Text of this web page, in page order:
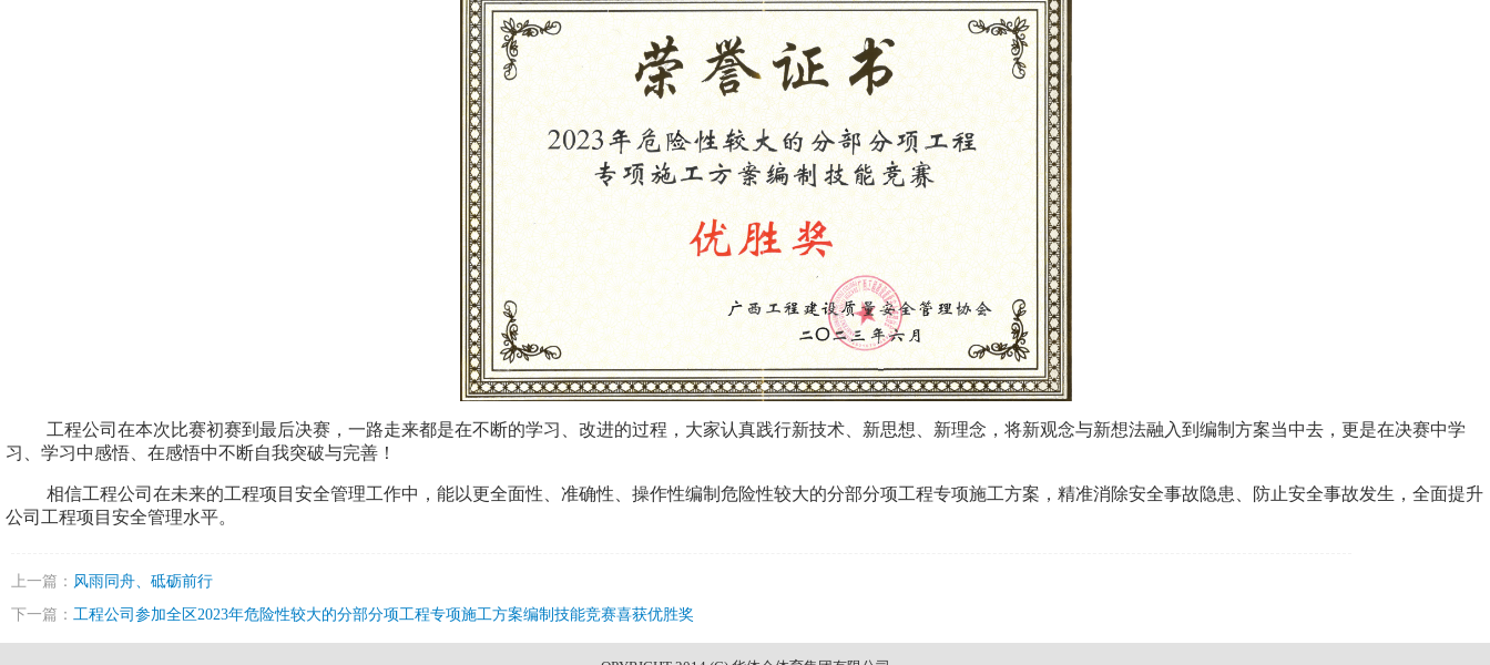
工程公司在本次比赛初赛到最后决赛，一路走来都是在不断的学习、改进的过程，大家认真践行新技术、新思想、新理念，将新观念与新想法融入到编制方案当中去，更是在决赛中学
习、学习中感悟、在感悟中不断自我突破与完善！
相信工程公司在未来的工程项目安全管理工作中，能以更全面性、准确性、操作性编制危险性较大的分部分项工程专项施工方案，精准消除安全事故隐患、防止安全事故发生，全面提升
公司工程项目安全管理水平。
上一篇： 风雨同舟、砥砺前行
下一篇： 工程公司参加全区2023年危险性较大的分部分项工程专项施工方案编制技能竞赛喜获优胜奖